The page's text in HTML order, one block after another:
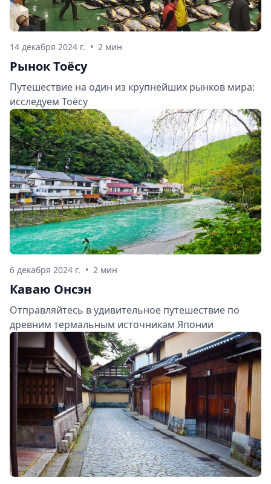
14 декабря 2024 г. • 2 мин
Рынок Тоёсу
Путешествие на один из крупнейших рынков мира:
исследуем Тоёсу
6 декабря 2024 г. • 2 мин
Каваю Онсэн
Отправляйтесь в удивительное путешествие по
древним термальным источникам Японии